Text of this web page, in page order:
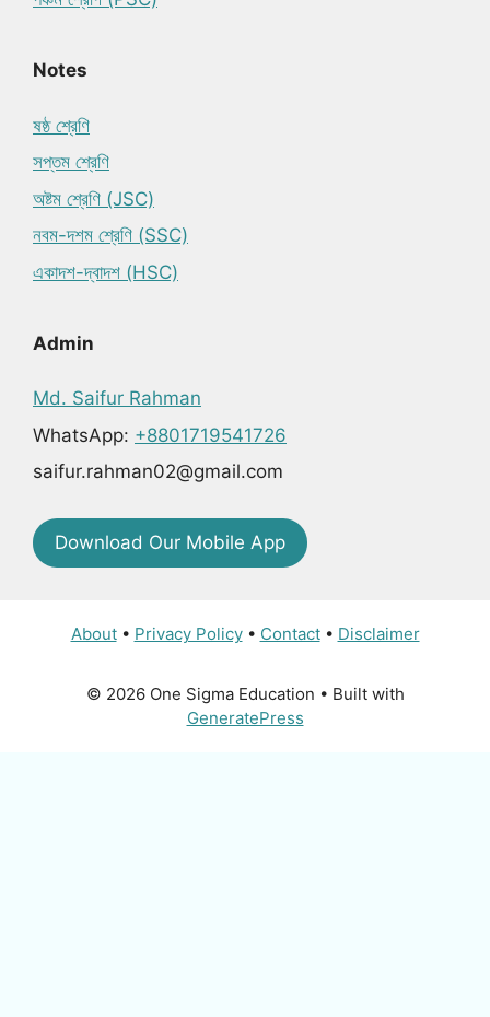
Notes
ষষ্ঠ শ্রেণি
সপ্তম শ্রেণি
অষ্টম শ্রেণি (JSC)
নবম-দশম শ্রেণি (SSC)
একাদশ-দ্বাদশ (HSC)
Admin
Md. Saifur Rahman
WhatsApp: +8801719541726
saifur.rahman02@gmail.com
Download Our Mobile App
About• Privacy Policy• Contact• Disclaimer
© 2026 One Sigma Education • Built with
GeneratePress